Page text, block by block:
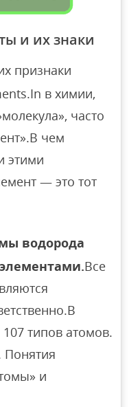
и их знаки
признаки
в химии,
часто
чем
этими
— это тот
водорода
Все
типов атомов.
Понятия
и